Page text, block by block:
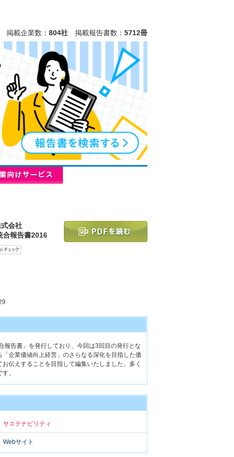
掲載企業数： 804社 掲載報告書数： 5712冊
会社
合報告書2016
報告書」を発行しており、今回は3回目の発行とな
企業価値向上経営」のさらなる深化を目指した価
伝えすることを目指して編集いたしました。多く
。
ステナビリティ
サイト